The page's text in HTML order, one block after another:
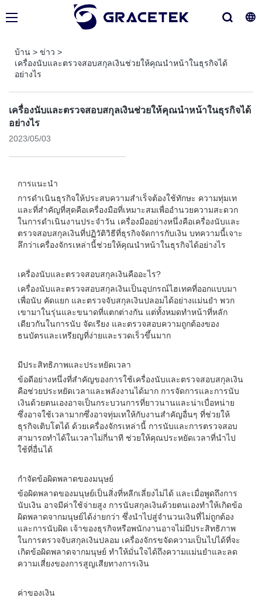
บ้าน > ข่าว >
เครื่องนับและตรวจสอบสกุลเงินช่วยให้คุณนำหน้าในธุรกิจได้
อย่างไร
เครื่องนับและตรวจสอบสกุลเงินช่วยให้คุณนำหน้าในธุรกิจได้
อย่างไร
2023/05/03
การแนะนำ
การดำเนินธุรกิจให้ประสบความสำเร็จต้องใช้ทักษะ ความทุ่มเท
และที่สำคัญที่สุดคือเครื่องมือที่เหมาะสมเพื่ออำนวยความสะดวก
ในการดำเนินงานประจำวัน เครื่องมืออย่างหนึ่งคือเครื่องนับและ
ตรวจสอบสกุลเงินที่ปฏิวัติวิธีที่ธุรกิจจัดการกับเงิน บทความนี้เจาะ
ลึกว่าเครื่องจักรเหล่านี้ช่วยให้คุณนำหน้าในธุรกิจได้อย่างไร
เครื่องนับและตรวจสอบสกุลเงินคืออะไร?
เครื่องนับและตรวจสอบสกุลเงินเป็นอุปกรณ์ไฮเทคที่ออกแบบมา
เพื่อนับ คัดแยก และตรวจจับสกุลเงินปลอมได้อย่างแม่นยำ พวก
เขามาในรุ่นและขนาดที่แตกต่างกัน แต่ทั้งหมดทำหน้าที่หลัก
เดียวกันในการนับ จัดเรียง และตรวจสอบความถูกต้องของ
ธนบัตรและเหรียญที่ง่ายและรวดเร็วขึ้นมาก
มีประสิทธิภาพและประหยัดเวลา
ข้อดีอย่างหนึ่งที่สำคัญของการใช้เครื่องนับและตรวจสอบสกุลเงิน
คือช่วยประหยัดเวลาและพลังงานได้มาก การจัดการและการนับ
เงินด้วยตนเองอาจเป็นกระบวนการที่ยาวนานและน่าเบื่อหน่าย
ซึ่งอาจใช้เวลามากซึ่งอาจทุ่มเทให้กับงานสำคัญอื่นๆ ที่ช่วยให้
ธุรกิจเติบโตได้ ด้วยเครื่องจักรเหล่านี้ การนับและการตรวจสอบ
สามารถทำได้ในเวลาไม่กี่นาที ช่วยให้คุณประหยัดเวลาที่นำไป
ใช้ที่อื่นได้
กำจัดข้อผิดพลาดของมนุษย์
ข้อผิดพลาดของมนุษย์เป็นสิ่งที่หลีกเลี่ยงไม่ได้ และเมื่อพูดถึงการ
นับเงิน อาจมีค่าใช้จ่ายสูง การนับสกุลเงินด้วยตนเองทำให้เกิดข้อ
ผิดพลาดจากมนุษย์ได้ง่ายกว่า ซึ่งนำไปสู่จำนวนเงินที่ไม่ถูกต้อง
และการนับผิด เจ้าของธุรกิจหรือพนักงานอาจไม่มีประสิทธิภาพ
ในการตรวจจับสกุลเงินปลอม เครื่องจักรขจัดความเป็นไปได้ที่จะ
เกิดข้อผิดพลาดจากมนุษย์ ทำให้มั่นใจได้ถึงความแม่นยำและลด
ความเสี่ยงของการสูญเสียทางการเงิน
ค่าของเงิน